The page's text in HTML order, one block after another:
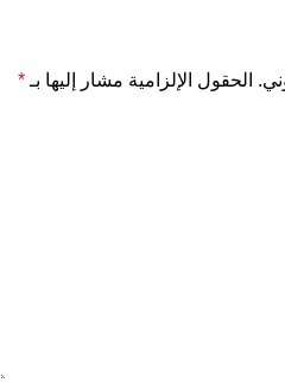
الحقول الإلزامية مشار إليها بـ *